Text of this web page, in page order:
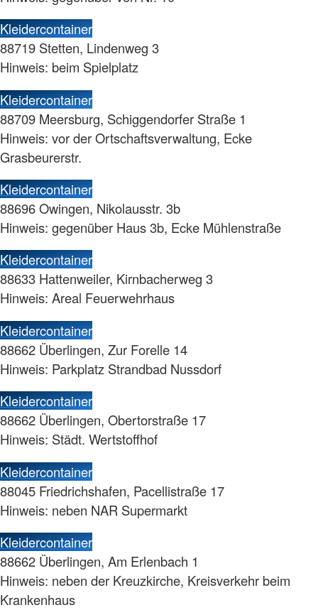
Kleidercontainer
88719 Stetten, Lindenweg 3
Hinweis: beim Spielplatz
Kleidercontainer
88709 Meersburg, Schiggendorfer Straße 1
Hinweis: vor der Ortschaftsverwaltung, Ecke
Grasbeurerstr.
Kleidercontainer
88696 Owingen, Nikolausstr. 3b
Hinweis: gegenüber Haus 3b, Ecke Mühlenstraße
Kleidercontainer
88633 Hattenweiler, Kirnbacherweg 3
Hinweis: Areal Feuerwehrhaus
Kleidercontainer
88662 Überlingen, Zur Forelle 14
Hinweis: Parkplatz Strandbad Nussdorf
Kleidercontainer
88662 Überlingen, Obertorstraße 17
Hinweis: Städt. Wertstoffhof
Kleidercontainer
88045 Friedrichshafen, Pacellistraße 17
Hinweis: neben NAR Supermarkt
Kleidercontainer
88662 Überlingen, Am Erlenbach 1
Hinweis: neben der Kreuzkirche, Kreisverkehr beim
Krankenhaus